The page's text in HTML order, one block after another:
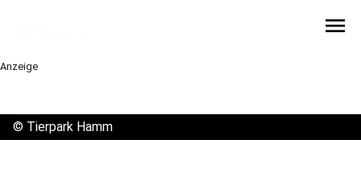
menu
Anzeige
© Tierpark Hamm